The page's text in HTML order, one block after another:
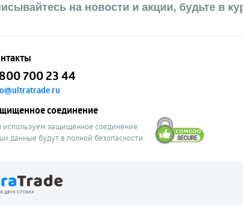
на новости и акции, будьте в
700 23 44
соединение
защищенное соединение
данные будут в полной безопасности